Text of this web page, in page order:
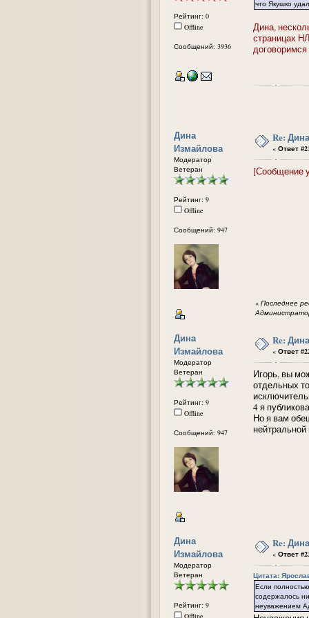
Рейтинг: 0
Offline
Сообщений: 3936
что Якушко
Дина,
страницах
договоримся
Дина
Измайлова
Модератор
Ветеран
Рейтинг: 9
Offline
Сообщений: 947
Re:
« Ответ
[Сообщение
« Последнее
Дина
Измайлова
Модератор
Ветеран
Рейтинг: 9
Offline
Сообщений: 947
Re:
« Ответ
Игорь, вы
отдельных
4 я
Но я вам
нейтральной
Дина
Измайлова
Модератор
Ветеран
Рейтинг: 9
Offline
Re:
« Ответ
Цитата:
Если
содержалось
неуважением